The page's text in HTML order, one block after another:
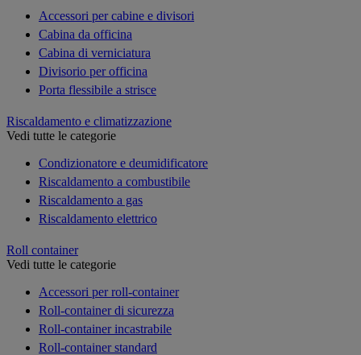
Accessori per cabine e divisori
Cabina da officina
Cabina di verniciatura
Divisorio per officina
Porta flessibile a strisce
Riscaldamento e climatizzazione
Vedi tutte le categorie
Condizionatore e deumidificatore
Riscaldamento a combustibile
Riscaldamento a gas
Riscaldamento elettrico
Roll container
Vedi tutte le categorie
Accessori per roll-container
Roll-container di sicurezza
Roll-container incastrabile
Roll-container standard